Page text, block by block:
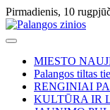
Skip
to
content
Pirmadienis, 10
MIESTO
Palangos tiltas
RENGINIAI
KULTŪRA IR